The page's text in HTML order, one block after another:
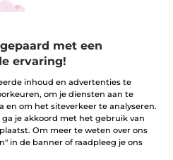
60 hectare
biologische
met een
ervaring!
inhoud en advertenties te
om je diensten aan te
en om het siteverkeer te analyseren.
ga je akkoord met het gebruik van
Om meer te weten over ons
in de banner of raadpleeg je ons